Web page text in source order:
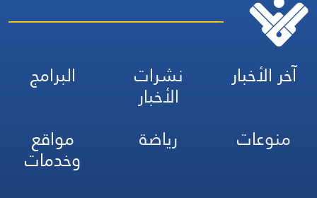
آخر الأخبار نشرات
الأخبار
البرامج
منوعات
رياضة مواقع
وخدمات